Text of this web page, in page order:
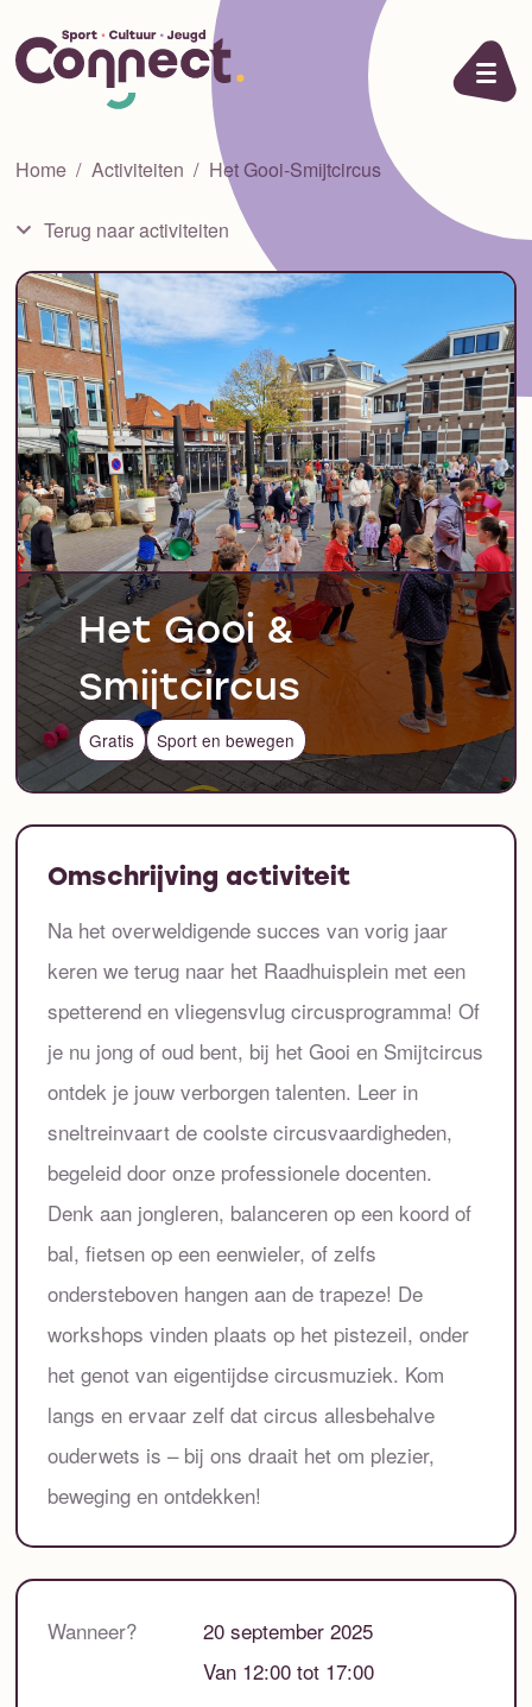
Ga naar de inhoud
Home Activiteiten Het Gooi-Smijtcircus
Terug naar activiteiten
Het Gooi &
Smijtcircus
Gratis Sport en bewegen
Omschrijving activiteit
Na het overweldigende succes van vorig jaar
keren we terug naar het Raadhuisplein met een
spetterend en vliegensvlug circusprogramma! Of
je nu jong of oud bent, bij het Gooi en Smijtcircus
ontdek je jouw verborgen talenten. Leer in
sneltreinvaart de coolste circusvaardigheden,
begeleid door onze professionele docenten.
Denk aan jongleren, balanceren op een koord of
bal, fietsen op een eenwieler, of zelfs
ondersteboven hangen aan de trapeze! De
workshops vinden plaats op het pistezeil, onder
het genot van eigentijdse circusmuziek. Kom
langs en ervaar zelf dat circus allesbehalve
ouderwets is – bij ons draait het om plezier,
beweging en ontdekken!
Wanneer?
20 september 2025
Van 12:00 tot 17:00